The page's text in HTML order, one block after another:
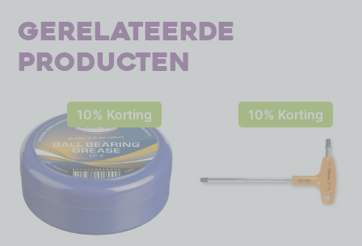
Gerelateerde
producten
10% Korting 10% Korting